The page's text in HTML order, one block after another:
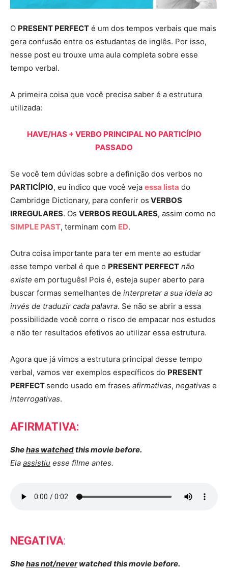
O PRESENT PERFECT é um dos tempos verbais que mais
gera confusão entre os estudantes de inglês. Por isso,
nesse post eu trouxe uma aula completa sobre esse
tempo verbal.
A primeira coisa que você precisa saber é a estrutura
utilizada:
HAVE/HAS + VERBO PRINCIPAL NO PARTICÍPIO
PASSADO
Se você tem dúvidas sobre a definição dos verbos no
PARTICÍPIO, eu indico que você veja essa lista do
Cambridge Dictionary, para conferir os VERBOS
IRREGULARES. Os VERBOS REGULARES, assim como no
SIMPLE PAST, terminam com ED.
Outra coisa importante para ter em mente ao estudar
esse tempo verbal é que o PRESENT PERFECT não
existe em português! Pois é, esteja super aberto para
buscar formas semelhantes de interpretar a sua ideia ao
invés de traduzir cada palavra. Se não se abrir a essa
possibilidade você corre o risco de empacar nos estudos
e não ter resultados efetivos ao utilizar essa estrutura.
Agora que já vimos a estrutura principal desse tempo
verbal, vamos ver exemplos específicos do PRESENT
PERFECT sendo usado em frases afirmativas, negativas e
interrogativas.
AFIRMATIVA:
Shehas watchedthis movie before.
Ela assistiu esse filme antes.
NEGATIVA:
Shehas not/neverwatched this movie before.